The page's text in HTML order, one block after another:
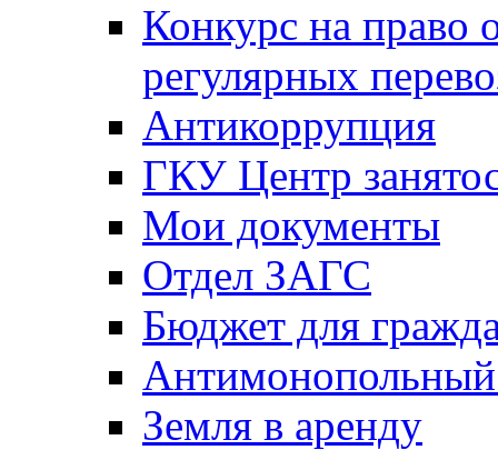
Конкурс на право
регулярных
Антикоррупция
ГКУ Центр
Мои документы
Отдел ЗАГС
Бюджет для
Антимонопольный
Земля в аренду